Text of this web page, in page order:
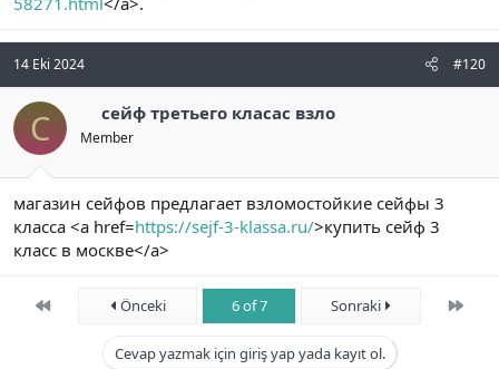
14 Eki 2024 #120
С сейф третьего класас взло
Member
магазин сейфов предлагает взломостойкие сейфы 3
класса <a href=https://sejf-3-klassa.ru/>купить сейф 3
класс в москве</a>
First Önceki 6 of 7 Sonraki Son
Cevap yazmak için giriş yap yada kayıt ol.